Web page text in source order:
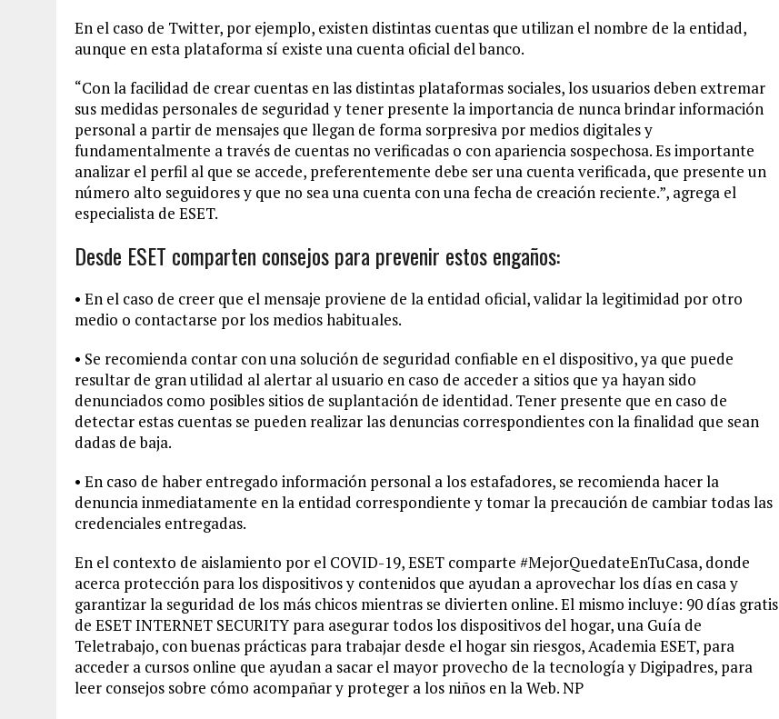
En el caso de Twitter, por ejemplo, existen distintas cuentas que utilizan el nombre de la entidad,
aunque en esta plataforma sí existe una cuenta oficial del banco.
“Con la facilidad de crear cuentas en las distintas plataformas sociales, los usuarios deben extremar
sus medidas personales de seguridad y tener presente la importancia de nunca brindar información
personal a partir de mensajes que llegan de forma sorpresiva por medios digitales y
fundamentalmente a través de cuentas no verificadas o con apariencia sospechosa. Es importante
analizar el perfil al que se accede, preferentemente debe ser una cuenta verificada, que presente un
número alto seguidores y que no sea una cuenta con una fecha de creación reciente.”, agrega el
especialista de ESET.
Desde ESET comparten consejos para prevenir estos engaños:
• En el caso de creer que el mensaje proviene de la entidad oficial, validar la legitimidad por otro
medio o contactarse por los medios habituales.
• Se recomienda contar con una solución de seguridad confiable en el dispositivo, ya que puede
resultar de gran utilidad al alertar al usuario en caso de acceder a sitios que ya hayan sido
denunciados como posibles sitios de suplantación de identidad. Tener presente que en caso de
detectar estas cuentas se pueden realizar las denuncias correspondientes con la finalidad que sean
dadas de baja.
• En caso de haber entregado información personal a los estafadores, se recomienda hacer la
denuncia inmediatamente en la entidad correspondiente y tomar la precaución de cambiar todas las
credenciales entregadas.
En el contexto de aislamiento por el COVID-19, ESET comparte #MejorQuedateEnTuCasa, donde
acerca protección para los dispositivos y contenidos que ayudan a aprovechar los días en casa y
garantizar la seguridad de los más chicos mientras se divierten online. El mismo incluye: 90 días gratis
de ESET INTERNET SECURITY para asegurar todos los dispositivos del hogar, una Guía de
Teletrabajo, con buenas prácticas para trabajar desde el hogar sin riesgos, Academia ESET, para
acceder a cursos online que ayudan a sacar el mayor provecho de la tecnología y Digipadres, para
leer consejos sobre cómo acompañar y proteger a los niños en la Web. NP